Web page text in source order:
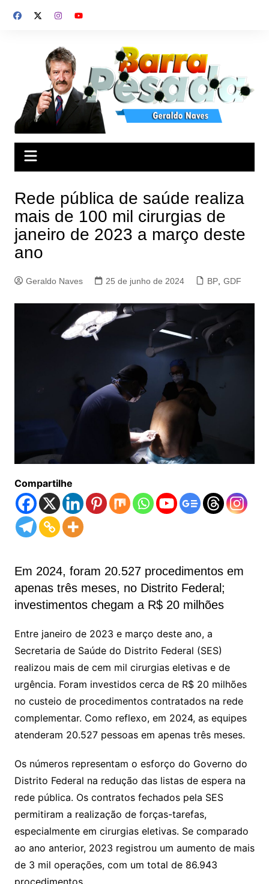
para
Rede pública de saúde realiza
mais de 100 mil cirurgias de
janeiro de 2023 a março deste
ano
Geraldo Naves 25 de junho de 2024 BP, GDF
Compartilhe
Em 2024, foram 20.527 procedimentos em
apenas três meses, no Distrito Federal;
investimentos chegam a R$ 20 milhões
Entre janeiro de 2023 e março deste ano, a
Secretaria de Saúde do Distrito Federal (SES)
realizou mais de cem mil cirurgias eletivas e de
urgência. Foram investidos cerca de R$ 20 milhões
no custeio de procedimentos contratados na rede
complementar. Como reflexo, em 2024, as equipes
atenderam 20.527 pessoas em apenas três meses.
Os números representam o esforço do Governo do
Distrito Federal na redução das listas de espera na
rede pública. Os contratos fechados pela SES
permitiram a realização de forças-tarefas,
especialmente em cirurgias eletivas. Se comparado
ao ano anterior, 2023 registrou um aumento de mais
de 3 mil operações, com um total de 86.943